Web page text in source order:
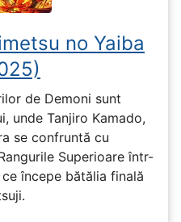
no Yaiba
de Demoni sunt
unde Tanjiro Kamado,
se confruntă cu
Superioare într-
începe bătălia finală